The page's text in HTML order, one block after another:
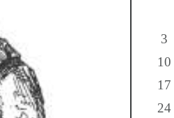
3
10
17
24